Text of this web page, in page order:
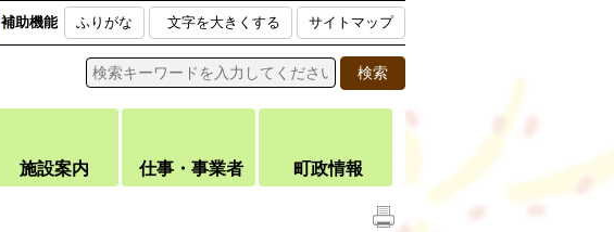
補助機能 ふりがな 文字を大きくする サイトマップ
施設案内 仕事・事業者 町政情報